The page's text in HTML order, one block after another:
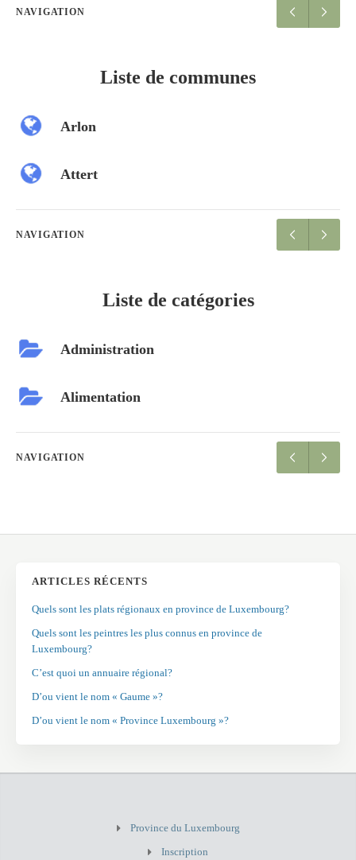
NAVIGATION
Liste de communes
Arlon
Attert
NAVIGATION
Liste de catégories
Administration
Alimentation
NAVIGATION
ARTICLES RÉCENTS
Quels sont les plats régionaux en province de Luxembourg?
Quels sont les peintres les plus connus en province de
Luxembourg?
C’est quoi un annuaire régional?
D’ou vient le nom « Gaume »?
D’ou vient le nom « Province Luxembourg »?
Province du Luxembourg
Inscription